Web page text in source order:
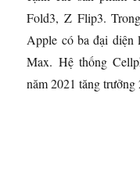
Fold3, Z Flip3.
Apple có ba đại diện
Max. Hệ thống
năm 2021 tăng